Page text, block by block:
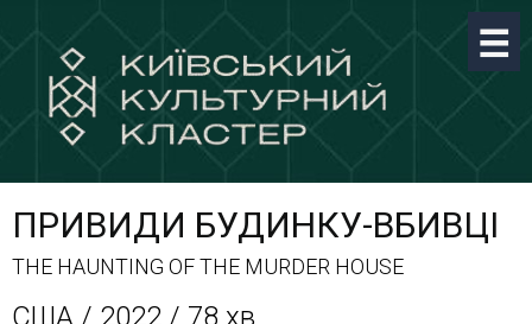
ПРИВИДИ БУДИНКУ-ВБИВЦІ
THE HAUNTING OF THE MURDER HOUSE
США / 2022 / 78 хв